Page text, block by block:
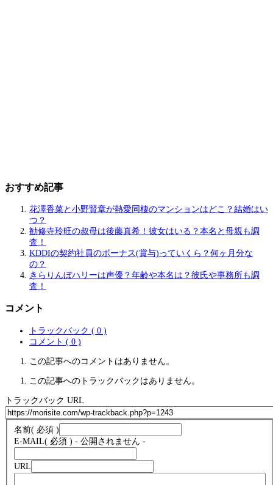
おすすめ記事
花澤香菜と小野賢章が熱愛同棲のマンションはどこ？結婚はい
つ？
勧修寺玲旺の叔母は後藤真希！彼女はいる？本名と母親も調
査！
KDDIの契約社員のボーナス(賞与)っていくら？何ヶ月分な
の？
きらりんぼハリーは声優？年齢や本名は？彼氏や事務所も調
査！
コメント
トラックバック ( 0 )
コメント ( 0 )
この記事へのコメントはありません。
この記事へのトラックバックはありません。
トラックバック URL
名前( 必須 )
E-MAIL( 必須 ) - 公開されません -
URL